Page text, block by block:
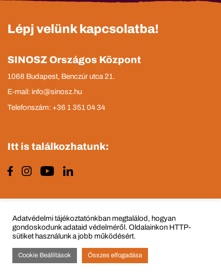
Lépj velünk kapcsolatba!
SINOSZ Országos Központ
1068 Budapest, Benczúr utca 21.
E-mail: info@sinosz.hu
Telefonszám: +36 1 351 04 34
Itt is találkozhatunk:
Impresszum Adatvédelmi tájékoztató
Adatvédelmi tájékoztatónkban megtalálod, hogyan
gondoskodunk adataid védelméről. Oldalainkon HTTP-
sütiket használunk a jobb működésért.
Cookie Beállítások Összes elfogadása